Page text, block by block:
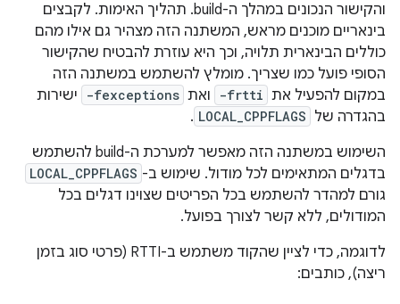
והקישור הנכונים במהלך ה-build. תהליך האימות. לקבצים
בינאריים מוכנים מראש, המשתנה הזה מצהיר גם אילו מהם
כוללים הבינארית תלויה, וכך היא עוזרת להבטיח שהקישור
הסופי פועל כמו שצריך. מומלץ להשתמש במשתנה הזה
במקום להפעיל את -frtti ואת -fexceptions
ישירות
בהגדרה של LOCAL_CPPFLAGS
.
השימוש במשתנה הזה מאפשר למערכת ה-build להשתמש
בדגלים המתאימים לכל מודול. שימוש ב- LOCAL_CPPFLAGS
גורם למהדר להשתמש בכל הפריטים שצוינו דגלים בכל
המודולים, ללא קשר לצורך בפועל.
לדוגמה, כדי לציין שהקוד משתמש ב-RTTI (פרטי סוג בזמן
ריצה), כותבים: